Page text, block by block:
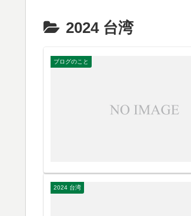
2024 台湾
ブログのこと
2024 台湾